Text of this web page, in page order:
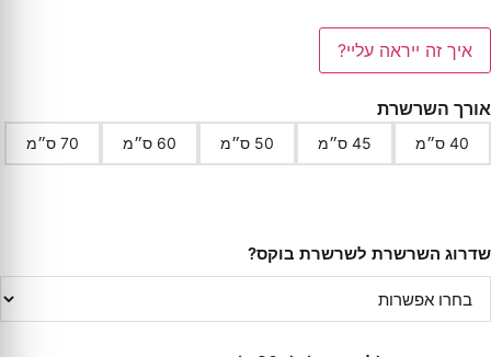
איך זה ייראה עליי?
אורך השרשרת
40 ס״מ 45 ס״מ 50 ס״מ 60 ס״מ 70 ס״מ
שדרוג השרשרת לשרשרת בוקס?